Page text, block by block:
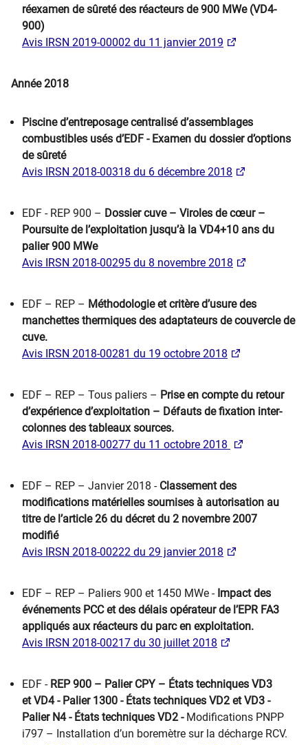
réexamen de sûreté des réacteurs de 900 MWe (VD4-
900)
Avis IRSN 2019-00002 du 11 janvier 2019
Année 2018
Piscine d’entreposage centralisé d’assemblages
combustibles usés d’EDF - Examen du dossier d’options
de sûreté
Avis IRSN 2018-00318 du 6 décembre 2018
EDF - REP 900 – Dossier cuve – Viroles de cœur –
Poursuite de l’exploitation jusqu’à la VD4+10 ans du
palier 900 MWe
Avis IRSN 2018-00295 du 8 novembre 2018
EDF – REP – Méthodologie et critère d’usure des
manchettes thermiques des adaptateurs de couvercle de
cuve.
Avis IRSN 2018-00281 du 19 octobre 2018​
EDF – REP – Tous paliers – Prise en compte du retour
d’expérience d’exploitation – Défauts de fixation inter-
colonnes des tableaux sources.
Avis IRSN 2018-00277 du 11 octobre 2018
EDF – REP – Janvier 2018 - Classement des
modifications matérielles soumises à autorisation au
titre de l’article 26 du décret du 2 novembre 2007
modifié
Avis IRSN 2018-00222 du 29 janvier 2018
EDF – REP – Paliers ​900 et 1450 MWe - Impact des
événements PCC et des délais opérateur de l’EPR FA3
appliqués aux réacteurs du parc en exploitation.
Avis IRSN 2018-00217 du 30 juillet 2018
​EDF - REP 900 – Palier CPY – États techniques VD3
et VD4 - Palier 1300 - États techniques VD2 et VD3 -
Palier N4 - États techniques VD2 - Modifications PNPP
i797 – Installation d’un boremètre sur la décharge RCV.